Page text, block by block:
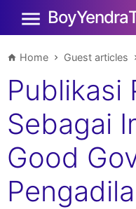
Boy Yendra
Home Guest articles
Publikasi
Sebagai
Good